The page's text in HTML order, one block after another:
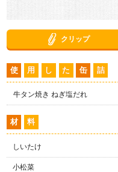
クリップ
使 用 し た 缶 詰
牛タン焼き ねぎ塩だれ
材 料
しいたけ
小松菜